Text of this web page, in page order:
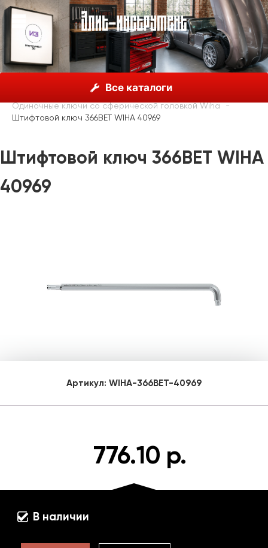
Все каталоги
Инструмент Wiha, Германия
Шестигранные ключи
Одиночные ключи со сферической головкой Wiha
Штифтовой ключ 366BET WIHA 40969
Штифтовой ключ 366BET WIHA
40969
Артикул: WIHA-366BET-40969
776.10 р.
В наличии